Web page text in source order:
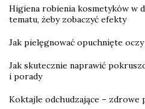
Higiena robienia kosmetyków w
tematu, żeby zobaczyć efekty
Jak pielęgnować opuchnięte oczy
Jak skutecznie naprawić
i porady
Koktajle odchudzające – zdrowe